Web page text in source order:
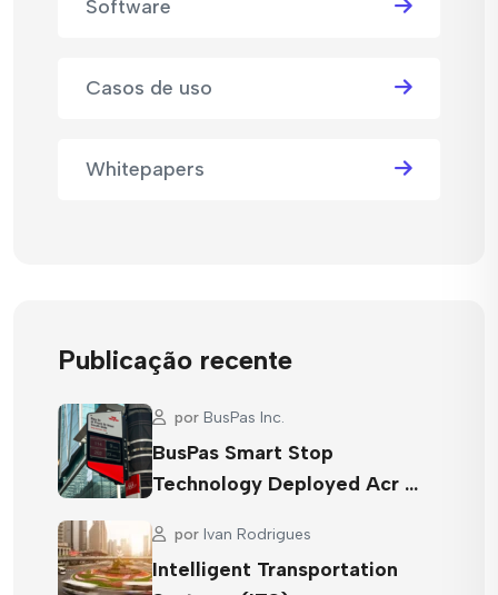
Software
Casos de uso
Whitepapers
Publicação recente
por BusPas Inc.
BusPas Smart Stop
Technology Deployed Acr …
por Ivan Rodrigues
Intelligent Transportation